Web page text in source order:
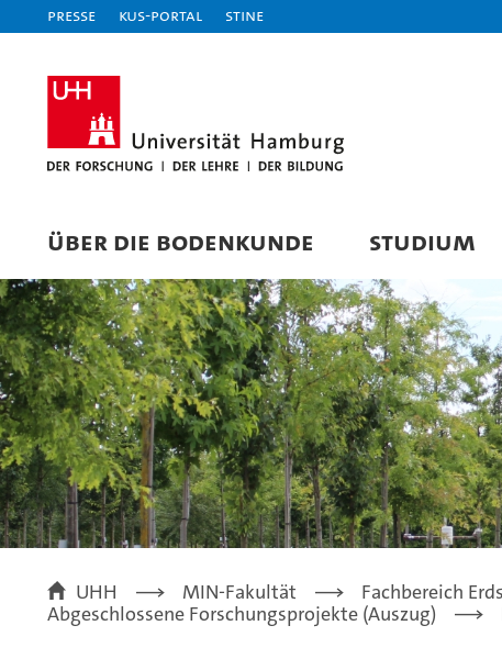
Presse KUS-Portal STiNE
ÜBER DIE BODENKUNDE STUDIUM
UHH MIN-Fakultät Fachbereich
Abgeschlossene Forschungsprojekte (Auszug)